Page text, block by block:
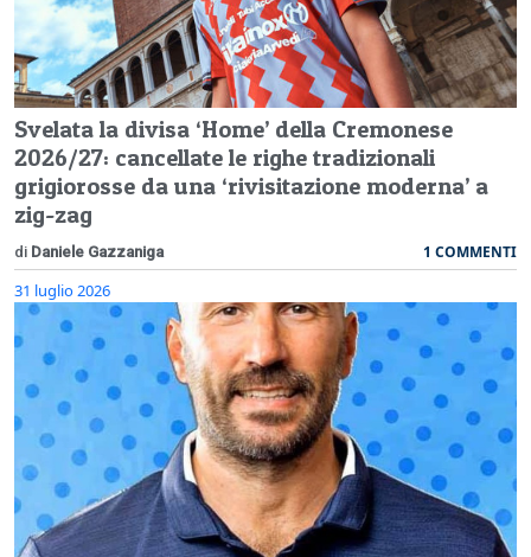
Svelata la divisa ‘Home’ della Cremonese
2026/27: cancellate le righe tradizionali
grigiorosse da una ‘rivisitazione moderna’ a
zig-zag
di Daniele Gazzaniga 1 COMMENTI
31 luglio 2026